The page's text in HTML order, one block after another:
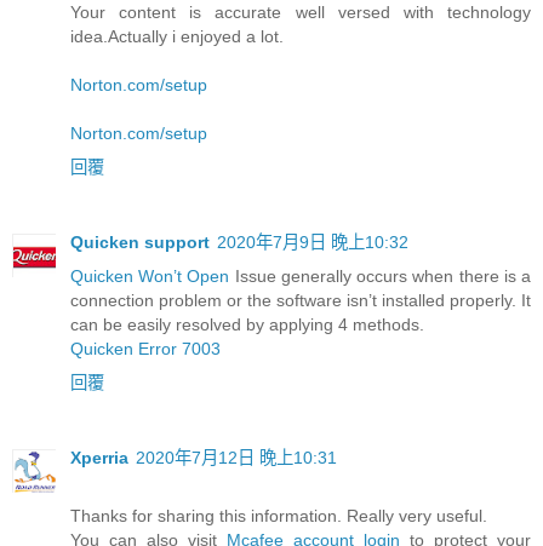
Your content is accurate well versed with technology
idea.Actually i enjoyed a lot.
Norton.com/setup
Norton.com/setup
回覆
Quicken support 2020年7月9日 晚上10:32
Quicken Won’t Open Issue generally occurs when there is a
connection problem or the software isn’t installed properly. It
can be easily resolved by applying 4 methods.
Quicken Error 7003
回覆
Xperria 2020年7月12日 晚上10:31
Thanks for sharing this information. Really very useful.
You can also visit Mcafee account login to protect your